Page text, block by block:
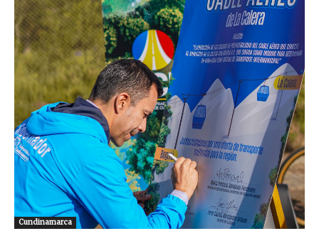
Cundinamarca